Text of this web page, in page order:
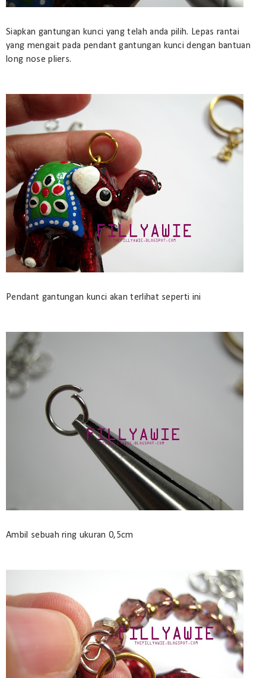
Siapkan gantungan kunci yang telah anda pilih. Lepas rantai
yang mengait pada pendant gantungan kunci dengan bantuan
long nose pliers.
Pendant gantungan kunci akan terlihat seperti ini
Ambil sebuah ring ukuran 0,5cm